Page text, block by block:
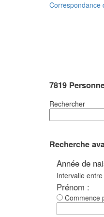
Correspondance
7819
Rechercher
Recherche
Année de
Intervalle entre
Prénom :
Commence